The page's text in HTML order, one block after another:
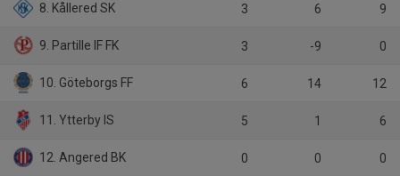
8. Kållered SK 3 6 9
9. Partille IF FK 3 -9 0
10. Göteborgs FF 6 14 12
11. Ytterby IS 5 1 6
12. Angered BK 0 0 0